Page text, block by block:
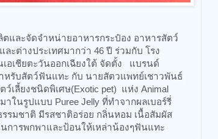
ตและจัดจำหน่ายอาหารกระป๋อง อาหารสัตว์
ะต่างประเทศมากว่า 46 ปี ร่วมกับ โรง
อเชียตะวันออกเฉียงใต้ จัดตั้ง แบรนด์
รับสัตว์ฟันแทะ กับ นายสัตวแพทย์เชาวพันธ์
ลี้ยงชนิดพิเศษ(Exotic pet) แห่ง Animal
ในรูปแบบ Puree Jelly ที่ทำจากผลเบอร์รี่
มชาติ มีรสชาติอร่อย กลิ่นหอม เนื้อสัมผัส
การพกพาและป้อนให้เหล่าน้องๆฟันแทะ